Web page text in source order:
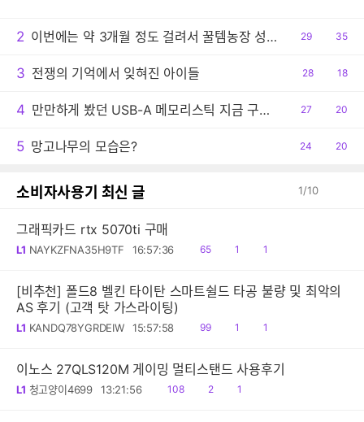
2 이번에는 약 3개월 정도 걸려서 꿀템농장 성공했네요.
공
29
댓
35
3 전쟁의 기억에서 잊혀진 아이들
공
28
댓
18
4 만만하게 봤던 USB-A 메모리스틱 지금 구입하려니 어안이 벙벙
공
27
댓
20
5 망고나무의 모습은?
공
24
댓
20
소비자사용기 최신 글 1/10
그래픽카드 rtx 5070ti 구매
L1 NAYKZFNA35H9TF 16:57:36
읽
65
공1
댓1
[비추천] 폴드8 벨킨 타이탄 스마트쉴드 타공 불량 및 최악의
AS 후기 (고객 탓 가스라이팅)
L1 KANDQ78YGRDEIW 15:57:58
읽
99
공1
댓1
이노스 27QLS120M 게이밍 멀티스탠드 사용후기
L1 청고양이4699 13:21:56
읽
108
공
2
댓1